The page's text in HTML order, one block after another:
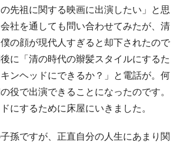
先祖に関する映画に出演したい」と思
社を通しても問い合わせてみたが、清
の顔が現代人すぎると却下されたので
に「清の時代の辮髪スタイルにするた
ンヘッドにできるか？」と電話が。何
役で出演できることになったのです。
にするために床屋にいきました。
孫ですが、正直自分の人生にあまり関